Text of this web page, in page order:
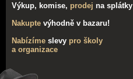
Výkup, komise, prodej na splátky
Nakuptevýhodně v bazaru!
Nabízímeslevy pro školy
a organizace